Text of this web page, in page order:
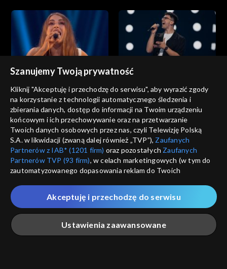
Przesłuchania w ciemno, 27
września 2025
Przesłuchania w ciemno, 27
września 2025
The Voice of Poland
zrozumiesz”; „The Voice of
Poland”, Przesłuchania w
ciemno, 27 września 2025
The Voice of Poland
miło”; „The Voice of Poland”,
Przesłuchania w ciemno, 27
września 2025
The Voice of Poland
Kornelia Markuszewska –
of Poland”, Przesłuchania w
ciemno, 27 września 2025
The Voice of Poland
Janek Słowiński – „Sittin’ on
Voice of Poland”,
Przesłuchania w ciemno, 27
września 2025
Szanujemy Twoją prywatność
Kliknij "Akceptuję i przechodzę do serwisu", aby wyrazić zgody
na korzystanie z technologii automatycznego śledzenia i
zbierania danych, dostęp do informacji na Twoim urządzeniu
końcowym i ich przechowywanie oraz na przetwarzanie
Twoich danych osobowych przez nas, czyli Telewizję Polską
S.A. w likwidacji (zwaną dalej również „TVP”), Zaufanych
Partnerów z IAB* (1201 firm) oraz pozostałych Zaufanych
Partnerów TVP (93 firm), w celach marketingowych (w tym do
zautomatyzowanego dopasowania reklam do Twoich
które wskazujemy poniżej, a także zgody na udostępnianie
przez nas identyfikatora PPID do Google.
Twoje dane osobowe zbierane podczas odwiedzania przez
Ciebie naszych
poszczególnych serwisówzwanych dalej
„Portalem”, w tym informacje zapisywane za pomocą
Ustawienia zaawansowane
Akceptuję i przechodzę do serwisu